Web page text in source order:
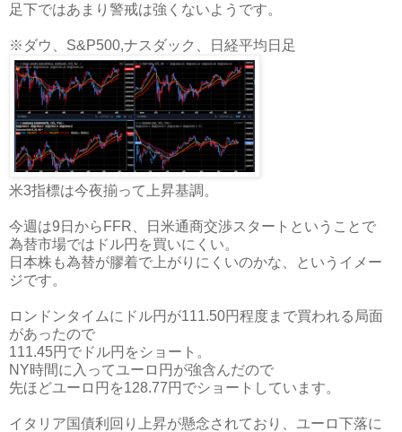
足下ではあまり警戒は強くないようです。
※ダウ、S&P500,ナスダック、日経平均日足
米3指標は今夜揃って上昇基調。
今週は9日からFFR、日米通商交渉スタートということで
為替市場ではドル円を買いにくい。
日本株も為替が膠着で上がりにくいのかな、というイメー
ジです。
ロンドンタイムにドル円が111.50円程度まで買われる局面
があったので
111.45円でドル円をショート。
NY時間に入ってユーロ円が強含んだので
先ほどユーロ円を128.77円でショートしています。
イタリア国債利回り上昇が懸念されており、ユーロ下落に